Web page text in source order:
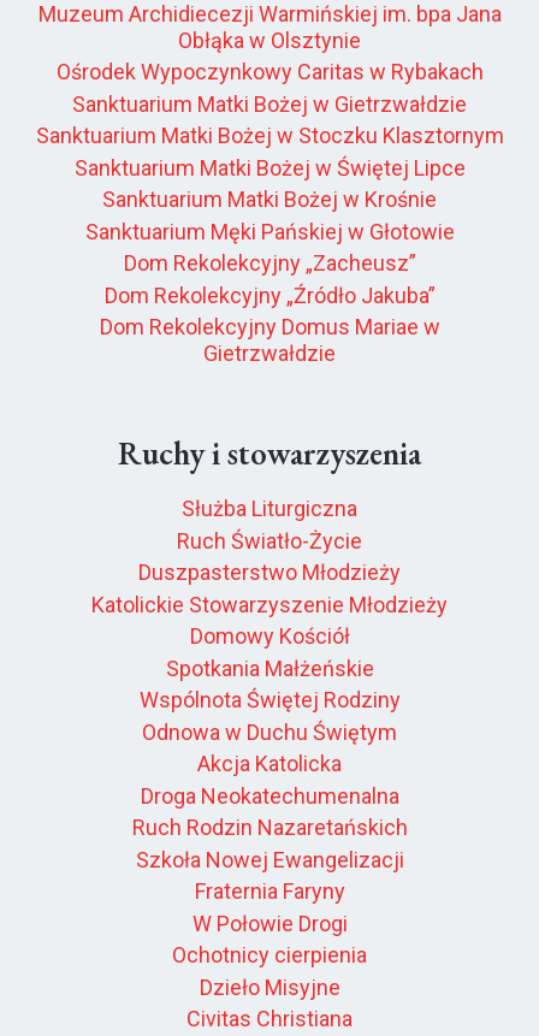
Muzeum Archidiecezji Warmińskiej im. bpa Jana
Obłąka w Olsztynie
Ośrodek Wypoczynkowy Caritas w Rybakach
Sanktuarium Matki Bożej w Gietrzwałdzie
Sanktuarium Matki Bożej w Stoczku Klasztornym
Sanktuarium Matki Bożej w Świętej Lipce
Sanktuarium Matki Bożej w Krośnie
Sanktuarium Męki Pańskiej w Głotowie
Dom Rekolekcyjny „Zacheusz”
Dom Rekolekcyjny „Źródło Jakuba”
Dom Rekolekcyjny Domus Mariae w
Gietrzwałdzie
Ruchy i stowarzyszenia
Służba Liturgiczna
Ruch Światło-Życie
Duszpasterstwo Młodzieży
Katolickie Stowarzyszenie Młodzieży
Domowy Kościół
Spotkania Małżeńskie
Wspólnota Świętej Rodziny
Odnowa w Duchu Świętym
Akcja Katolicka
Droga Neokatechumenalna
Ruch Rodzin Nazaretańskich
Szkoła Nowej Ewangelizacji
Fraternia Faryny
W Połowie Drogi
Ochotnicy cierpienia
Dzieło Misyjne
Civitas Christiana